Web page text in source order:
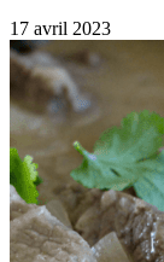
17 avril 2023